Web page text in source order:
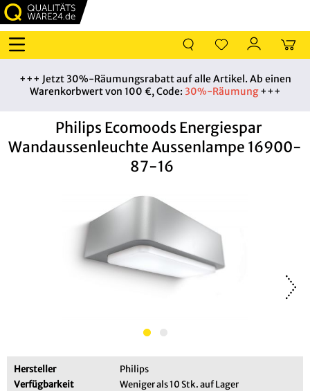
+++ Jetzt 30%-Räumungsrabatt auf alle Artikel. Ab einen
Warenkorbwert von 100 €, Code: 30%-Räumung+++
Philips Ecomoods Energiespar
Wandaussenleuchte Aussenlampe 16900-
87-16
Hersteller
Philips
Verfügbarkeit
Weniger als 10 Stk. auf Lager